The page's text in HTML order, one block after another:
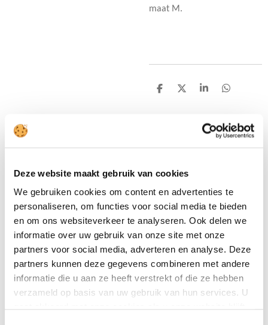
Deze website maakt gebruik van cookies
We gebruiken cookies om content en advertenties te
personaliseren, om functies voor social media te bieden
en om ons websiteverkeer te analyseren. Ook delen we
informatie over uw gebruik van onze site met onze
partners voor social media, adverteren en analyse. Deze
partners kunnen deze gegevens combineren met andere
informatie die u aan ze heeft verstrekt of die ze hebben
verzameld op basis van uw gebruik van hun services. U
maat M.
D
D
S
r
e
D
e
n
Uitverkocht
€ 24,95
• 56% viscose
• 26% polyester
• 18% nylon